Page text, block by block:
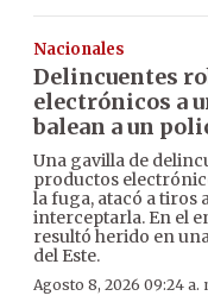
Nacionales
Delincuentes
electrónicos a
balean a un
Una gavilla de
productos
la fuga, atacó a tiros
interceptarla. En el
resultó herido en
del Este.
Agosto 8, 2026 09:24 a.